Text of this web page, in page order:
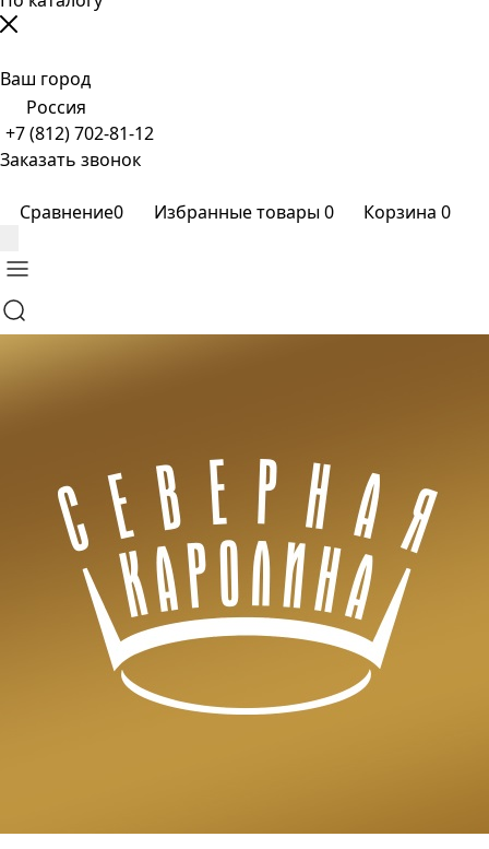
Ваш город
Россия
+7 (812) 702-81-12
Заказать звонок
Сравнение0 Избранные товары0 Корзина 0